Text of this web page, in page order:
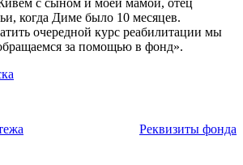
с сыном и моей мамой, отец
когда Диме было 10 месяцев.
очередной курс реабилитации мы
за помощью в фонд».
Реквизиты фонда